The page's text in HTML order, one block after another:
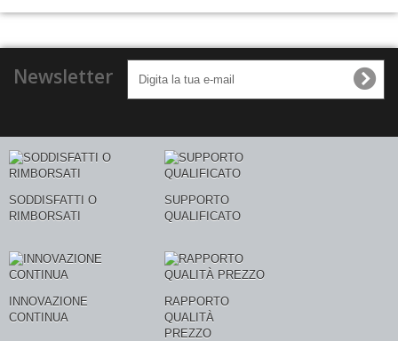
Newsletter
SODDISFATTI O
RIMBORSATI
SUPPORTO
QUALIFICATO
INNOVAZIONE
CONTINUA
RAPPORTO
QUALITÀ
PREZZO